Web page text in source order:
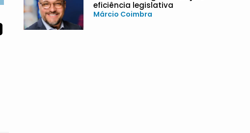
eficiência legislativa
Márcio Coimbra